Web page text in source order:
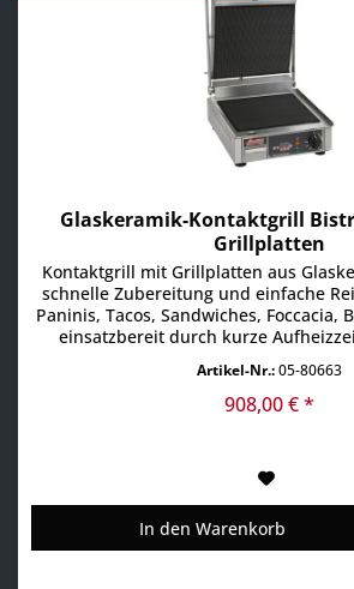
Glaskeramik-Kontaktgrill
Grillplatten
Kontaktgrill mit Grillplatten aus
schnelle Zubereitung und einfache
Paninis, Tacos, Sandwiches, Foccacia,
einsatzbereit durch kurze
Kontakthitze und Infrarotstrahlung,
des Grillgutes vordringt: In
Artikel-Nr.:05-80663
908,00 € *
In den Warenkorb